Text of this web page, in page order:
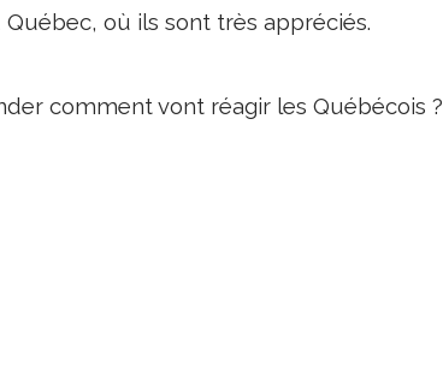
où ils sont très appréciés.
comment vont réagir les Québécois ?